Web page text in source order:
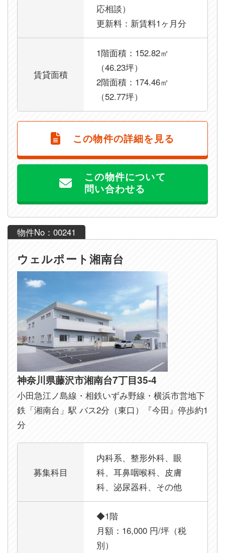
応相談）
更新料：新賃料1ヶ月分
賃貸面積
1階面積：152.82㎡
（46.23坪）
2階面積：174.46㎡
（52.77坪）
この物件の詳細を見る
この物件について
問い合わせる
物件No：00241
ウェルポート湘南台
神奈川県藤沢市湘南台7丁目35-4
小田急江ノ島線・相鉄いずみ野線・横浜市営地下
鉄「湘南台」駅 バス2分（東口）『今田』停歩約1
分
募集科目
内科系、整形外科、眼
科、耳鼻咽喉科、皮膚
科、泌尿器科、その他
◆1階
月額：16,000 円/坪（税
別）